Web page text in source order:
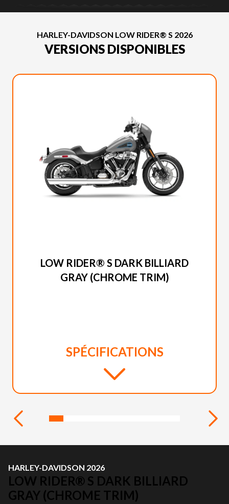
HARLEY-DAVIDSON LOW RIDER® S 2026
VERSIONS DISPONIBLES
LOW RIDER® S DARK BILLIARD
GRAY (CHROME TRIM)
SPÉCIFICATIONS
HARLEY-DAVIDSON 2026
LOW RIDER® S DARK BILLIARD
GRAY (CHROME TRIM)